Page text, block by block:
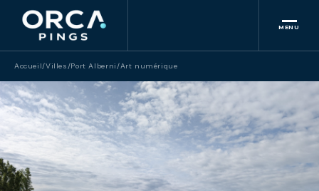
MENU
Accueil/Villes/Port Alberni/Art numérique